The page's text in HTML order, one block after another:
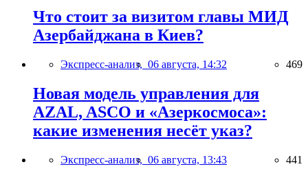
Что стоит за визитом главы МИД
Азербайджана в Киев?
Экспресс-анализ, 06 августа, 14:32 469
Новая модель управления для
AZAL, ASCO и «Азеркосмоса»:
какие изменения несёт указ?
Экспресс-анализ, 06 августа, 13:43 441